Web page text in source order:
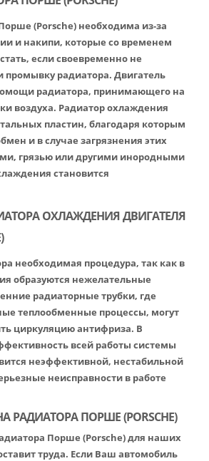
(Porsche) необходима из-за
и накипи, которые со временем
если своевременно не
промывку радиатора. Двигатель
радиатора, принимающего на
воздуха. Радиатор охлаждения
пластин, благодаря которым
и в случае загрязнения этих
грязью или другими инородными
становится
ОХЛАЖДЕНИЯ ДВИГАТЕЛЯ
необходимая процедура, так как в
образуются нежелательные
радиаторные трубки, где
теплообменные процессы, могут
циркуляцию антифриза. В
всей работы системы
неэффективной, нестабильной
неисправности в работе
РАДИАТОРА ПОРШЕ (PORSCHE)
Порше (Porsche) для наших
труда. Если Ваш автомобиль